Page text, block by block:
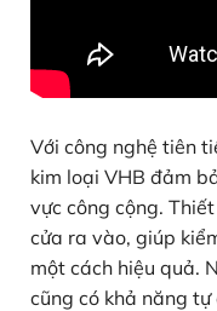
Với công nghệ tiên
kim loại VHB đảm
vực công cộng.
cửa ra vào, giúp
một cách hiệu quả.
cũng có khả năng